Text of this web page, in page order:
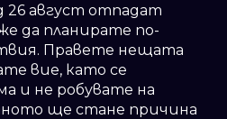
26 август отпадат
да планирате по-
Правете нещата
вие, като се
и не робувате на
ще стане причина